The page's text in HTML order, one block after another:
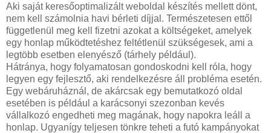
Aki saját keresőoptimalizált weboldal készítés mellett dönt,
nem kell számolnia havi bérleti díjjal. Természetesen ettől
függetlenül meg kell fizetni azokat a költségeket, amelyek
egy honlap működtetéshez feltétlenül szükségesek, ami a
legtöbb esetben elenyésző (tárhely például).
Hátránya, hogy folyamatosan gondoskodni kell róla, hogy
legyen egy fejlesztő, aki rendelkezésre áll probléma esetén.
Egy webáruháznál, de akárcsak egy bemutatkozó oldal
esetében is például a karácsonyi szezonban kevés
vállalkozó engedheti meg magának, hogy napokra leáll a
honlap. Ugyanígy teljesen tönkre teheti a futó kampányokat